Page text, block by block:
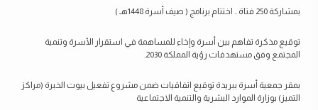
بمشاركة 250 فتاة .. اختتام برنامج ( صيف أسرة 1448هـ )
توقيع مذكرة تفاهم بين أسرة وإخاء للمساهمة في استقرار الأسرة وتنمية
المجتمع وفق مستهدفات رؤية المملكة 2030.
بمقر جمعية أسرة ببريدة توقيع اتفاقيات ضمن مشروع تفعيل بيوت الخبرة (مراكز
التميز) بوزارة الموارد البشرية والتنمية الاجتماعية